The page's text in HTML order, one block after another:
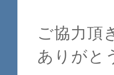
ご協力頂
ありがと